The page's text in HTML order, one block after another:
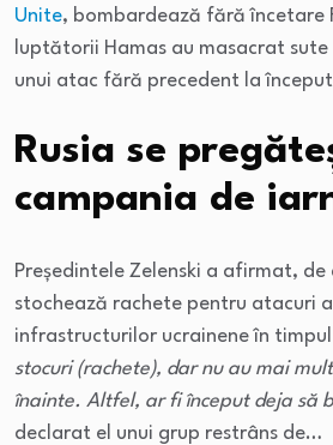
Unite, bombardează fără încetare
luptătorii Hamas au masacrat sute
unui atac fără precedent la
Rusia se
campania de
Preşedintele Zelenski a afirmat, de
stochează rachete pentru atacuri
infrastructurilor ucrainene în timpul
stocuri (rachete), dar nu au mai
înainte. Altfel, ar fi început deja să
declarat el unui grup restrâns de…